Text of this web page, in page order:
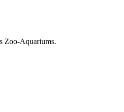
Zoo-Aquariums.